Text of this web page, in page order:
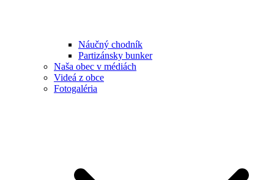
Náučný chodník
Partizánsky bunker
Naša obec v médiách
Videá z obce
Fotogaléria